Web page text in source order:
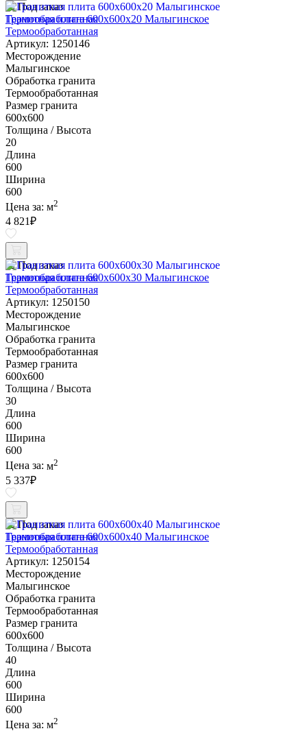
Под заказ
Гранитная плита 600х600x20 Малыгинское
Термообработанная
Артикул: 1250146
Месторождение
Малыгинское
Обработка гранита
Термообработанная
Размер гранита
600х600
Толщина / Высота
20
Длина
600
Ширина
600
Цена за: м2
4 821₽
Под заказ
Гранитная плита 600х600x30 Малыгинское
Термообработанная
Артикул: 1250150
Месторождение
Малыгинское
Обработка гранита
Термообработанная
Размер гранита
600х600
Толщина / Высота
30
Длина
600
Ширина
600
Цена за: м2
5 337₽
Под заказ
Гранитная плита 600х600x40 Малыгинское
Термообработанная
Артикул: 1250154
Месторождение
Малыгинское
Обработка гранита
Термообработанная
Размер гранита
600х600
Толщина / Высота
40
Длина
600
Ширина
600
Цена за: м2